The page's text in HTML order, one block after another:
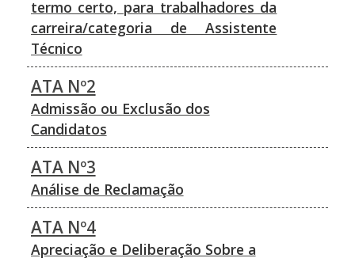
termo certo, para trabalhadores da
carreira/categoria de Assistente
Técnico
ATA Nº2
Admissão ou Exclusão dos
Candidatos
ATA Nº3
Análise de Reclamação
ATA Nº4
Apreciação e Deliberação Sobre a